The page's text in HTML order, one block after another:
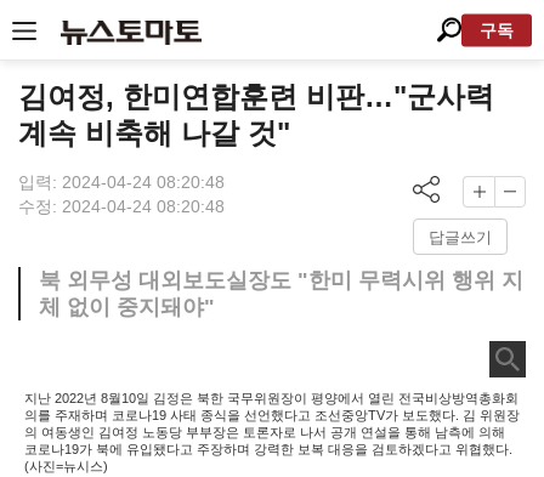
구독
김여정, 한미연합훈련 비판…"군사력
계속 비축해 나갈 것"
입력: 2024-04-24 08:20:48
수정: 2024-04-24 08:20:48
답글쓰기
북 외무성 대외보도실장도 "한미 무력시위 행위 지
체 없이 중지돼야"
지난 2022년 8월10일 김정은 북한 국무위원장이 평양에서 열린 전국비상방역총화회
의를 주재하며 코로나19 사태 종식을 선언했다고 조선중앙TV가 보도했다. 김 위원장
의 여동생인 김여정 노동당 부부장은 토론자로 나서 공개 연설을 통해 남측에 의해
코로나19가 북에 유입됐다고 주장하며 강력한 보복 대응을 검토하겠다고 위협했다.
(사진=뉴시스)